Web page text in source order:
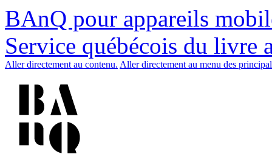
BAnQ pour appareils
Service québécois du livre
Aller directement au contenu. Aller directement au menu des